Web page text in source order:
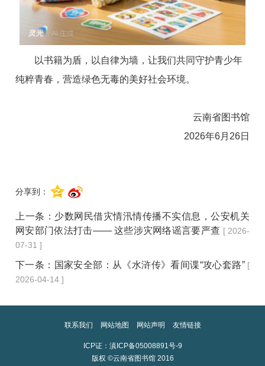
以书籍为盾，以自律为墙，让我们共同守护青少年
纯粹青春，营造绿色无毒的美好社会环境。
云南省图书馆
2026年6月26日
分享到：
上一条： 少数网民借灾情汛情传播不实信息，公安机关
网安部门依法打击—— 这些涉灾网络谣言要严查 [ 2026-
07-31 ]
下一条： 国家安全部：从《水浒传》看间谍“攻心套路” [
2026-04-14 ]
联系我们 网站地图 网站声明 友情链接
ICP证：滇ICP备05008891号-9
版权 ©云南省图书馆 2016